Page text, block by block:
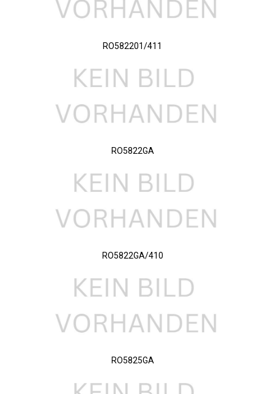
RO582201/411
RO5822GA
RO5822GA/410
RO5825GA